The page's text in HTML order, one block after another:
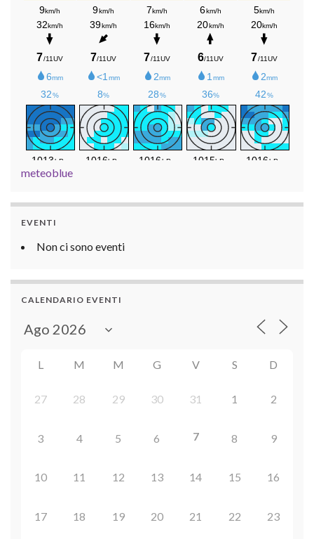
meteoblue
EVENTI
Non ci sono eventi
CALENDARIO EVENTI
L M M G V S D
27 28 29 30 31 1 2
3 4 5 6 7 8 9
10 11 12 13 14 15 16
17 18 19 20 21 22 23